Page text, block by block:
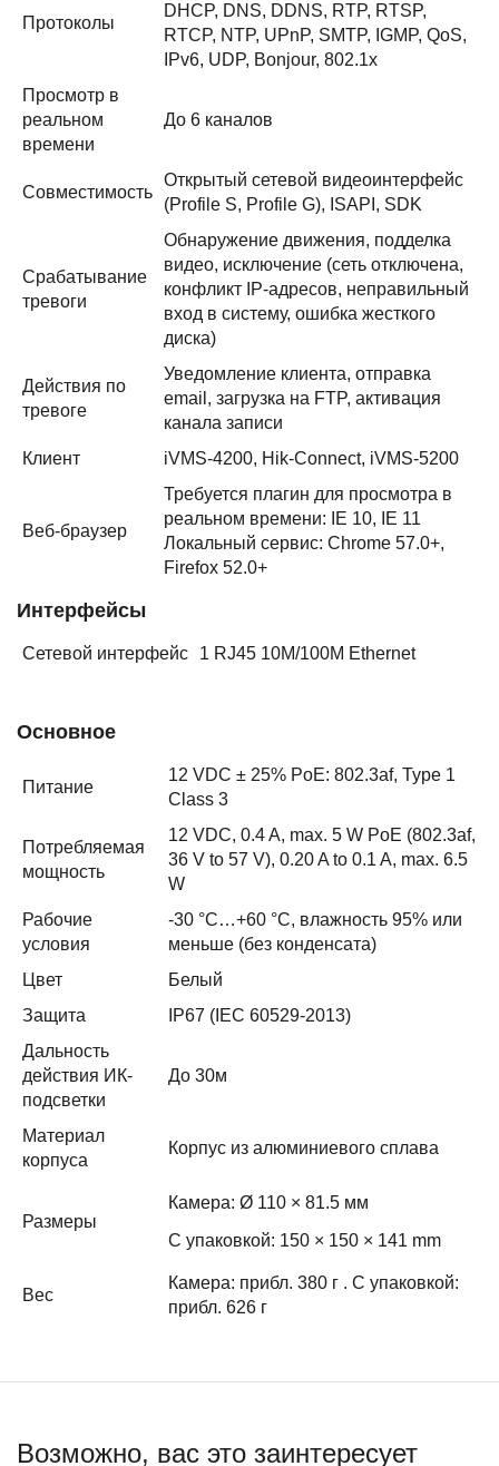
Протоколы
DHCP, DNS, DDNS, RTP, RTSP,
RTCP, NTP, UPnP, SMTP, IGMP, QoS,
IPv6, UDP, Bonjour, 802.1x
Просмотр в
реальном
времени
До 6 каналов
Совместимость
Открытый сетевой видеоинтерфейс
(Profile S, Profile G), ISAPI, SDK
Срабатывание
тревоги
Обнаружение движения, подделка
видео, исключение (сеть отключена,
конфликт IP-адресов, неправильный
вход в систему, ошибка жесткого
диска)
Действия по
тревоге
Уведомление клиента, отправка
email, загрузка на FTP, активация
канала записи
Клиент
iVMS-4200, Hik-Connect, iVMS-5200
Веб-браузер
Требуется плагин для просмотра в
реальном времени: IE 10, IE 11
Локальный сервис: Chrome 57.0+,
Firefox 52.0+
Интерфейсы
Сетевой интерфейс 1 RJ45 10M/100M Ethernet
Основное
Питание
12 VDC ± 25% PoE: 802.3af, Type 1
Class 3
Потребляемая
мощность
12 VDC, 0.4 A, max. 5 W PoE (802.3af,
36 V to 57 V), 0.20 A to 0.1 A, max. 6.5
W
Рабочие
условия
-30 °C…+60 °C, влажность 95% или
меньше (без конденсата)
Цвет
Белый
Защита
IP67 (IEC 60529-2013)
Дальность
действия ИК-
подсветки
До 30м
Материал
корпуса
Корпус из алюминиевого сплава
Размеры
Камера: Ø 110 × 81.5 мм
С упаковкой: 150 × 150 × 141 mm
Вес
Камера: прибл. 380 г . С упаковкой:
прибл. 626 г
Возможно, вас это заинтересует